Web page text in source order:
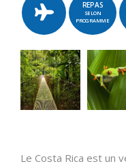
REPAS
SELON
PROGRAMME
Le Costa Rica est un